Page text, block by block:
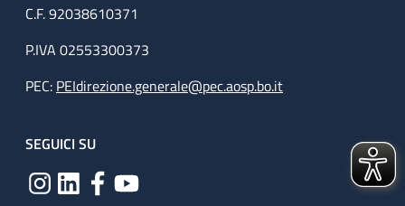
C.F. 92038610371
P.IVA 02553300373
PEC: PEIdirezione.generale@pec.aosp.bo.it
SEGUICI SU